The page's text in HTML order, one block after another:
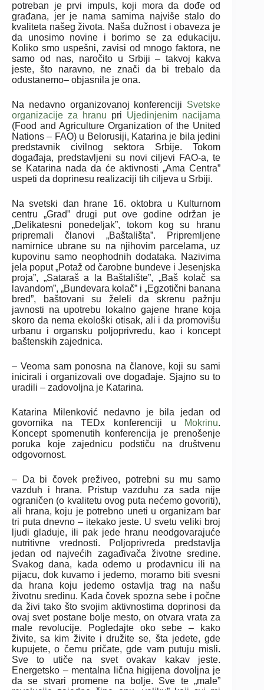
potreban je prvi impuls, koji mora da dođe od
građana, jer je nama samima najviše stalo do
kvaliteta našeg života. Naša dužnost i obaveza je
da unosimo novine i borimo se za edukaciju.
Koliko smo uspešni, zavisi od mnogo faktora, ne
samo od nas, naročito u Srbiji – takvoj kakva
jeste, što naravno, ne znači da bi trebalo da
odustanemo– objasnila je ona.
Na nedavno organizovanoj konferenciji Svetske
organizacije za hranu pri Ujedinjenim nacijama
(Food and Agriculture Organization of the United
Nations – FAO) u Belorusiji, Katarina je bila jedini
predstavnik civilnog sektora Srbije. Tokom
događaja, predstavljeni su novi ciljevi FAO-a, te
se Katarina nada da će aktivnosti „Ama Centra”
uspeti da doprinesu realizaciji tih ciljeva u Srbiji.
Na svetski dan hrane 16. oktobra u Kulturnom
centru „Grad” drugi put ove godine održan je
„Delikatesni ponedeljak”, tokom kog su hranu
pripremali članovi „Baštališta”. Pripremljene
namirnice ubrane su na njihovim parcelama, uz
kupovinu samo neophodnih dodataka. Nazivima
jela poput „Potaž od čarobne bundeve i Jesenjska
proja”, „Sataraš a la Baštalište”, „Baš kolač sa
lavandom”, „Bundevara kolač” i „Egzotični banana
bred”, baštovani su želeli da skrenu pažnju
javnosti na upotrebu lokalno gajene hrane koja
skoro da nema ekološki otisak, ali i da promovišu
urbanu i organsku poljoprivredu, kao i koncept
baštenskih zajednica.
– Veoma sam ponosna na članove, koji su sami
inicirali i organizovali ove događaje. Sjajno su to
uradili – zadovoljna je Katarina.
Katarina Milenković nedavno je bila jedan od
govornika na TEDx konferenciji u
Mokrinu.
Koncept spomenutih konferencija je prenošenje
poruka koje zajednicu podstiču na društvenu
odgovornost.
– Da bi čovek preživeo, potrebni su mu samo
vazduh i hrana. Pristup vazduhu za sada nije
ograničen (o kvalitetu ovog puta nećemo govoriti),
ali hrana, koju je potrebno uneti u organizam bar
tri puta dnevno – itekako jeste. U svetu veliki broj
ljudi gladuje, ili pak jede hranu neodgovarajuće
nutritivne vrednosti. Poljoprivreda predstavlja
jedan od najvećih zagađivača životne sredine.
Svakog dana, kada odemo u prodavnicu ili na
pijacu, dok kuvamo i jedemo, moramo biti svesni
da hrana koju jedemo ostavlja trag na našu
životnu sredinu. Kada čovek spozna sebe i počne
da živi tako što svojim aktivnostima doprinosi da
ovaj svet postane bolje mesto, on otvara vrata za
male revolucije. Pogledajte oko sebe – kako
živite, sa kim živite i družite se, šta jedete, gde
kupujete, o čemu pričate, gde vam putuju misli.
Sve to utiče na svet ovakav kakav jeste.
Energetsko – mentalna lična higijena dovoljna je
da se stvari promene na bolje. Sve te „male”